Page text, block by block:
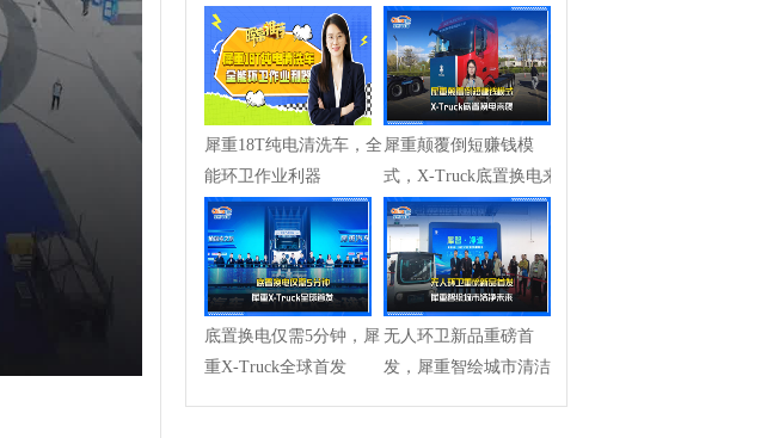
化倾斜
创新高，...
犀重18T纯电清洗车，全
能环卫作业利器
犀重颠覆倒短赚钱模
式，X-Truck底置换电来
袭
底置换电仅需5分钟，犀
重X-Truck全球首发
无人环卫新品重磅首
发，犀重智绘城市清洁